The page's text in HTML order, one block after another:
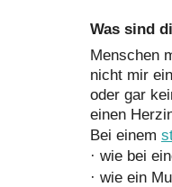
Was sind
Menschen
nicht mir
oder gar
einen
Bei einem
· wie bei
· wie ein